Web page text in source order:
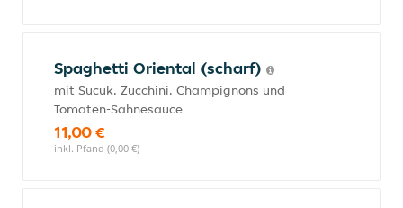
Spaghetti Oriental (scharf)
mit Sucuk, Zucchini, Champignons und
Tomaten-Sahnesauce
11,00 €
inkl. Pfand (0,00 €)